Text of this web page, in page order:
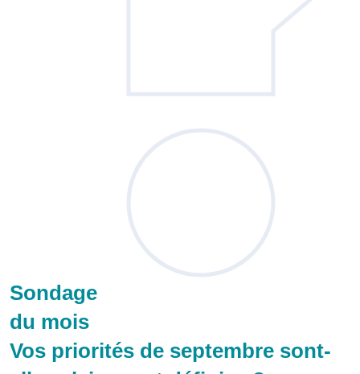
Sondage
du mois
Vos priorités de septembre sont-